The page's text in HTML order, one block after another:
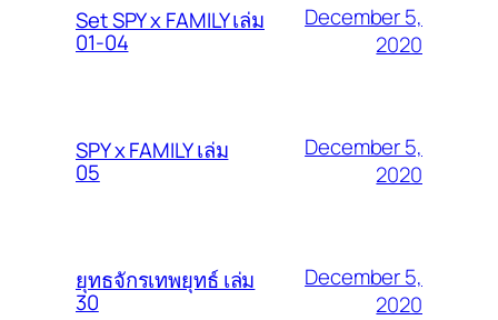
Set SPY x FAMILY เล่ม
01-04
December 5,
2020
SPY x FAMILY เล่ม
05
December 5,
2020
ยุทธจักรเทพยุทธ์ เล่ม
30
December 5,
2020